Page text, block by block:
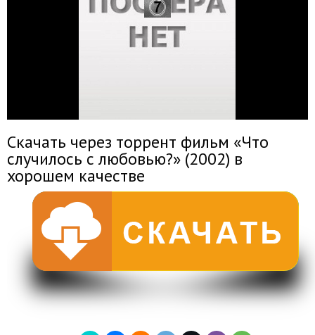
Скачать через торрент фильм «Что
случилось с любовью?» (2002) в
хорошем качестве